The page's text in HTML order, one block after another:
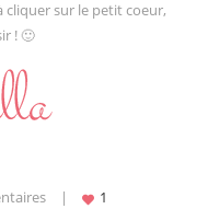
sur le petit coeur,
! 🙂
|